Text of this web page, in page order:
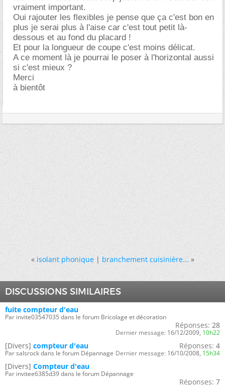
vraiment important.
Oui rajouter les flexibles je pense que ça c'est bon en
plus je serai plus à l'aise car c'est tout petit là-
dessous et au fond du placard !
Et pour la longueur de coupe c'est moins délicat.
A ce moment là je pourrai le poser à l'horizontal aussi
si c'est mieux ?
Merci
à bientôt
« isolant phonique|branchement cuisinière... »
DISCUSSIONS SIMILAIRES
fuite compteur d'eau
Par invite03547035 dans le forum Bricolage et décoration
Réponses: 28
Dernier message: 16/12/2009, 10h22
[Divers] compteur d'eau
Par salsrock dans le forum Dépannage
Réponses: 4
Dernier message: 16/10/2008, 15h34
[Divers] Compteur d'eau
Par invitee6385d39 dans le forum Dépannage
Réponses: 7